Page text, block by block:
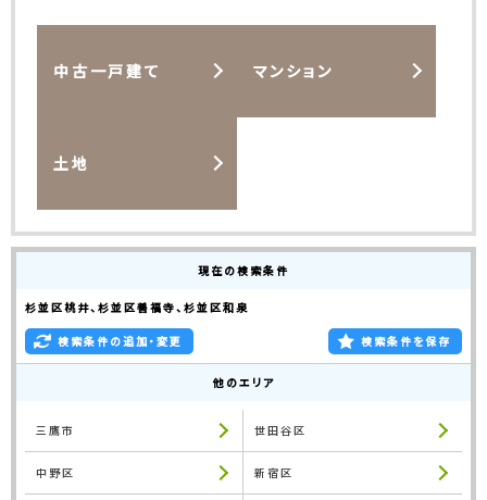
中古一戸建て マンション
土地
現在の検索条件
杉並区桃井、杉並区善福寺、杉並区和泉
検索条件の追加・変更 検索条件を保存
他のエリア
三鷹市 世田谷区
中野区 新宿区